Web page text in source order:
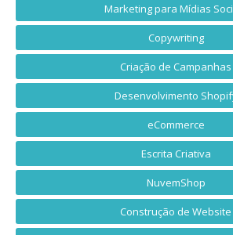
Marketing para Mídias
Copywriting
Criação de Campanhas
Desenvolvimento
eCommerce
Escrita Criativa
NuvemShop
Construção de Website